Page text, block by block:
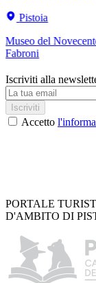
Pistoia
Museo del
Fabroni
Iscriviti alla
Iscriviti
Accetto
PORTALE
D'AMBITO DI